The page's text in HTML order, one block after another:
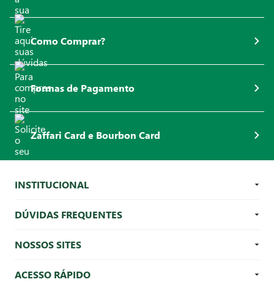
Como Comprar?
Formas de Pagamento
Zaffari Card e Bourbon Card
INSTITUCIONAL
DÚVIDAS FREQUENTES
NOSSOS SITES
ACESSO RÁPIDO